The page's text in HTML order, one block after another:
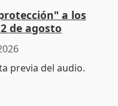
a los
de agosto